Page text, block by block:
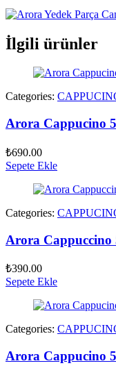
İlgili ürünler
Categories:
Arora Cappucino
₺690.00
Sepete Ekle
Categories:
Arora Cappuccino
₺390.00
Sepete Ekle
Categories:
Arora Cappucino